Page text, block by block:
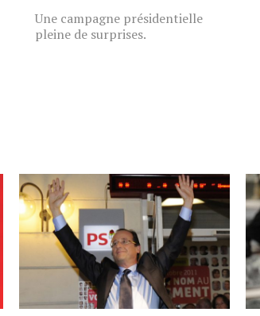
Une campagne présidentielle
pleine de surprises.